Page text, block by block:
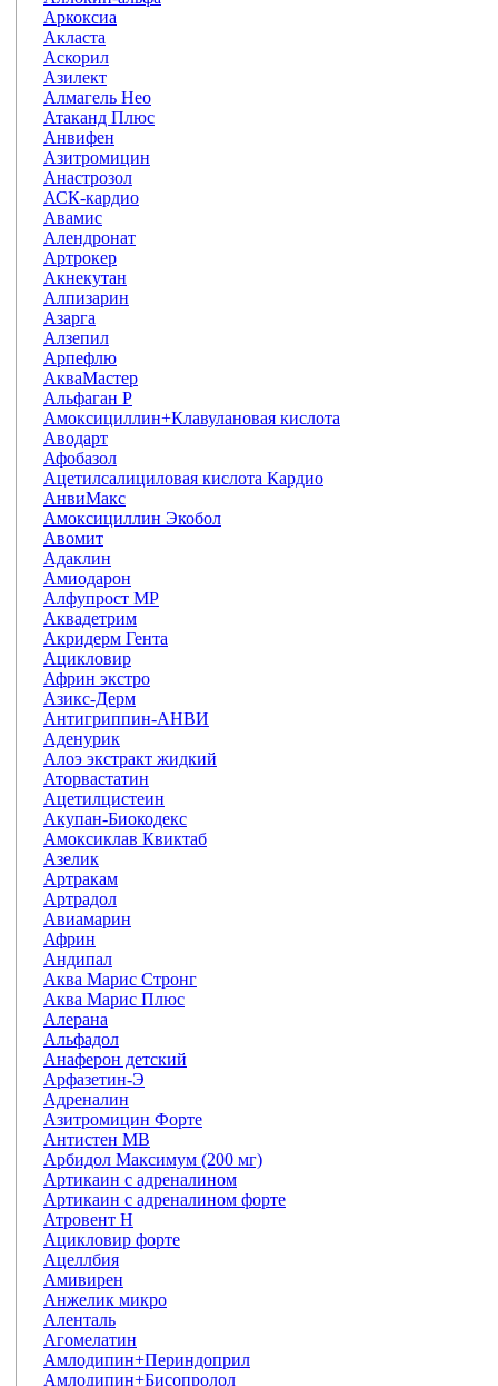
Аркоксиа
Акласта
Аскорил
Азилект
Алмагель Нео
Атаканд Плюс
Анвифен
Азитромицин
Анастрозол
АСК-кардио
Авамис
Алендронат
Артрокер
Акнекутан
Алпизарин
Азарга
Алзепил
Арпефлю
АкваМастер
Альфаган Р
Амоксициллин+Клавулановая кислота
Аводарт
Афобазол
Ацетилсалициловая кислота Кардио
АнвиМакс
Амоксициллин Экобол
Авомит
Адаклин
Амиодарон
Алфупрост МР
Аквадетрим
Акридерм Гента
Ацикловир
Африн экстро
Азикс-Дерм
Антигриппин-АНВИ
Аденурик
Алоэ экстракт жидкий
Аторвастатин
Ацетилцистеин
Акупан-Биокодекс
Амоксиклав Квиктаб
Азелик
Артракам
Артрадол
Авиамарин
Африн
Андипал
Аква Марис Стронг
Аква Марис Плюс
Алерана
Альфадол
Анаферон детский
Арфазетин-Э
Адреналин
Азитромицин Форте
Антистен МВ
Арбидол Максимум (200 мг)
Артикаин с адреналином
Артикаин с адреналином форте
Атровент Н
Ацикловир форте
Ацеллбия
Амивирен
Анжелик микро
Аленталь
Агомелатин
Амлодипин+Периндоприл
Амлодипин+Бисопролол